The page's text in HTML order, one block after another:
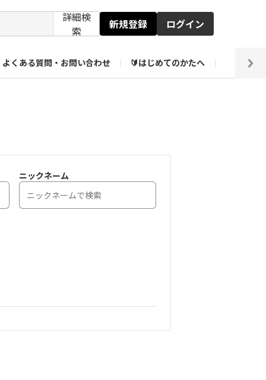
詳細検
索
新規登録 ログイン
よくある質問・お問い合わせ 🔰はじめてのかたへ 編集
ニックネーム